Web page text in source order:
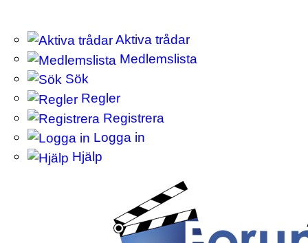
Aktiva trådar
Medlemslista
Sök
Regler
Registrera
Logga in
Hjälp